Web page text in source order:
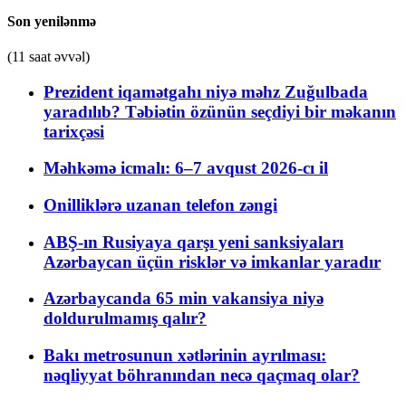
Son yenilənmə
(11 saat əvvəl)
Prezident iqamətgahı niyə məhz Zuğulbada
yaradılıb? Təbiətin özünün seçdiyi bir məkanın
tarixçəsi
Məhkəmə icmalı: 6–7 avqust 2026-cı il
Onilliklərə uzanan telefon zəngi
ABŞ-ın Rusiyaya qarşı yeni sanksiyaları
Azərbaycan üçün risklər və imkanlar yaradır
Azərbaycanda 65 min vakansiya niyə
doldurulmamış qalır?
Bakı metrosunun xətlərinin ayrılması:
nəqliyyat böhranından necə qaçmaq olar?